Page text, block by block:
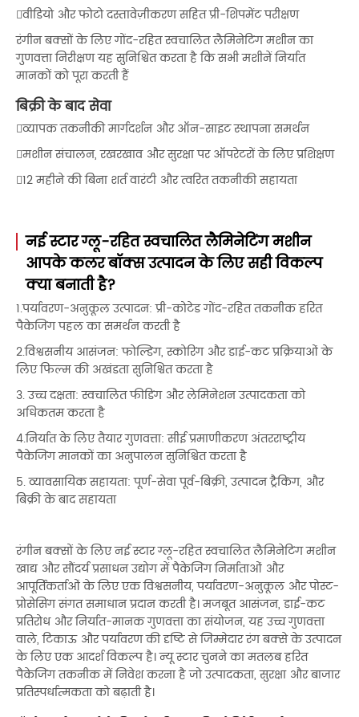
वीडियो और फोटो दस्तावेज़ीकरण सहित प्री-शिपमेंट परीक्षण
रंगीन बक्सों के लिए गोंद-रहित स्वचालित लैमिनेटिंग मशीन का
गुणवत्ता निरीक्षण यह सुनिश्चित करता है कि सभी मशीनें निर्यात
मानकों को पूरा करती हैं
बिक्री के बाद सेवा
व्यापक तकनीकी मार्गदर्शन और ऑन-साइट स्थापना समर्थन
मशीन संचालन, रखरखाव और सुरक्षा पर ऑपरेटरों के लिए प्रशिक्षण
12 महीने की बिना शर्त वारंटी और त्वरित तकनीकी सहायता
नई स्टार ग्लू-रहित स्वचालित लैमिनेटिंग मशीन
आपके कलर बॉक्स उत्पादन के लिए सही विकल्प
क्या बनाती है?
1.पर्यावरण-अनुकूल उत्पादन: प्री-कोटेड गोंद-रहित तकनीक हरित
पैकेजिंग पहल का समर्थन करती है
2.विश्वसनीय आसंजन: फोल्डिंग, स्कोरिंग और डाई-कट प्रक्रियाओं के
लिए फिल्म की अखंडता सुनिश्चित करता है
3. उच्च दक्षता: स्वचालित फीडिंग और लेमिनेशन उत्पादकता को
अधिकतम करता है
4.निर्यात के लिए तैयार गुणवत्ता: सीई प्रमाणीकरण अंतरराष्ट्रीय
पैकेजिंग मानकों का अनुपालन सुनिश्चित करता है
5. व्यावसायिक सहायता: पूर्ण-सेवा पूर्व-बिक्री, उत्पादन ट्रैकिंग, और
बिक्री के बाद सहायता
रंगीन बक्सों के लिए नई स्टार ग्लू-रहित स्वचालित लैमिनेटिंग मशीन
खाद्य और सौंदर्य प्रसाधन उद्योग में पैकेजिंग निर्माताओं और
आपूर्तिकर्ताओं के लिए एक विश्वसनीय, पर्यावरण-अनुकूल और पोस्ट-
प्रोसेसिंग संगत समाधान प्रदान करती है। मजबूत आसंजन, डाई-कट
प्रतिरोध और निर्यात-मानक गुणवत्ता का संयोजन, यह उच्च गुणवत्ता
वाले, टिकाऊ और पर्यावरण की दृष्टि से जिम्मेदार रंग बक्से के उत्पादन
के लिए एक आदर्श विकल्प है। न्यू स्टार चुनने का मतलब हरित
पैकेजिंग तकनीक में निवेश करना है जो उत्पादकता, सुरक्षा और बाजार
प्रतिस्पर्धात्मकता को बढ़ाती है।